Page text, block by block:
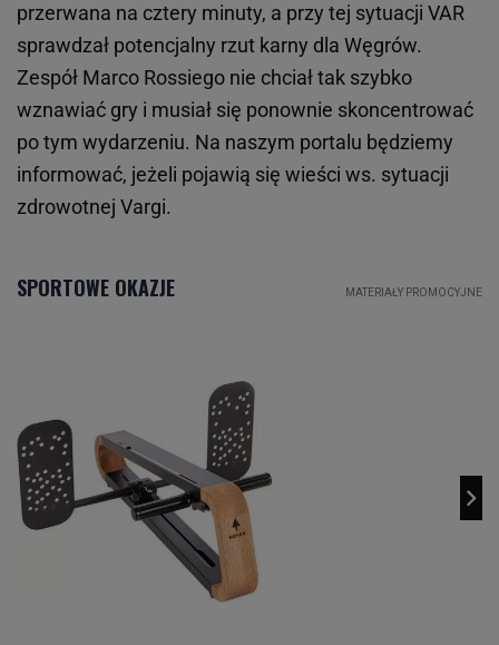
przerwana na cztery minuty, a przy tej sytuacji VAR
sprawdzał potencjalny rzut karny dla Węgrów.
Zespół Marco Rossiego nie chciał tak szybko
wznawiać gry i musiał się ponownie skoncentrować
po tym wydarzeniu. Na naszym portalu będziemy
informować, jeżeli pojawią się wieści ws. sytuacji
zdrowotnej Vargi.